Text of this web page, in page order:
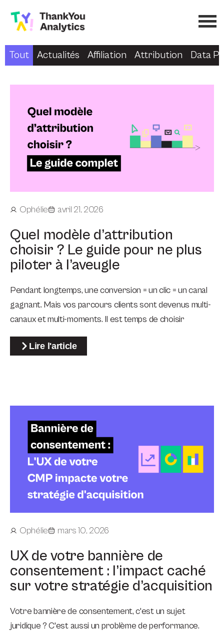
Actualités Affiliation Attribution Data
Tout
Ophélie avril 21, 2026
Quel modèle d’attribution
choisir ? Le guide pour ne plus
piloter à l’aveugle
Pendant longtemps, une conversion = un clic = un canal
gagnant. Mais vos parcours clients sont devenus multi-
canaux et multi-moments. Il est temps de choisir
Lire l'article
Ophélie mars 10, 2026
UX de votre bannière de
consentement : l’impact caché
sur votre stratégie d’acquisition
Votre bannière de consentement, c'est un sujet
juridique ? C'est aussi un problème de performance.